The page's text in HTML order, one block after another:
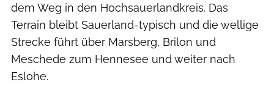
dem Weg in den Hochsauerlandkreis. Das
Terrain bleibt Sauerland-typisch und die wellige
Strecke führt über Marsberg, Brilon und
Meschede zum Hennesee und weiter nach
Eslohe.